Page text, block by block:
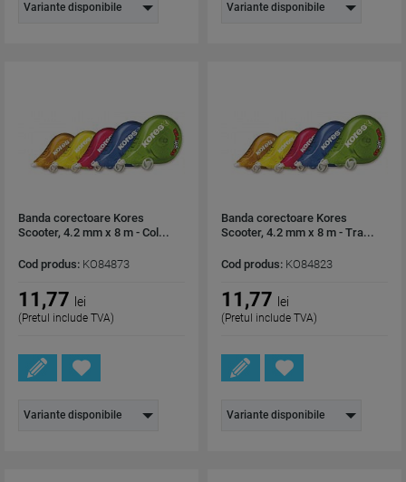
Variante disponibile Variante disponibile
Banda corectoare Kores
Scooter, 4.2 mm x 8 m - Col...
Cod produs: KO84873
11,77 lei
(Pretul include TVA)
Variante disponibile
Banda corectoare Kores
Scooter, 4.2 mm x 8 m - Tra...
Cod produs: KO84823
11,77 lei
(Pretul include TVA)
Variante disponibile